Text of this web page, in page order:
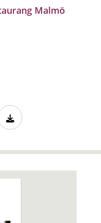
Malmö